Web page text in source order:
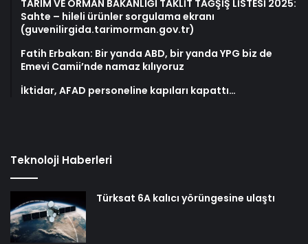
TARIM VE ORMAN BAKANLIĞI TAKLİT TAĞŞİŞ LİSTESİ 2025:
Sahte – hileli ürünler sorgulama ekranı
(guvenilirgida.tarimorman.gov.tr)
Fatih Erbakan: Bir yanda ABD, bir yanda YPG biz de
Emevi Camii’nde namaz kılıyoruz
İktidar, AFAD personeline kapıları kapattı…
Teknoloji Haberleri
Türksat 6A kalıcı yörüngesine ulaştı